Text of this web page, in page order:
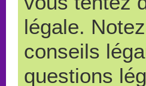
légale.
conseils
questions